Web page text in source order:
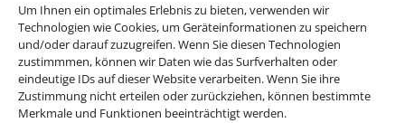
Um Ihnen ein optimales Erlebnis zu bieten, verwenden wir
Technologien wie Cookies, um Geräteinformationen zu speichern
und/oder darauf zuzugreifen. Wenn Sie diesen Technologien
zustimmmen, können wir Daten wie das Surfverhalten oder
eindeutige IDs auf dieser Website verarbeiten. Wenn Sie ihre
Zustimmung nicht erteilen oder zurückziehen, können bestimmte
Merkmale und Funktionen beeinträchtigt werden.
Gruppenreisen
Empfehlungen für Ihre Reise